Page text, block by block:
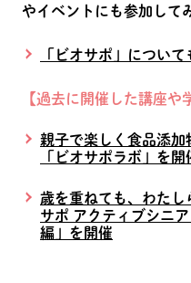
やイベントにも参加して
「ビオサポ」につい
【過去に開催した講座や
親子で楽しく食品添加
「ビオサポラボ」を開
歳を重ねても、わたし
サポ アクティブシニ
編」を開催